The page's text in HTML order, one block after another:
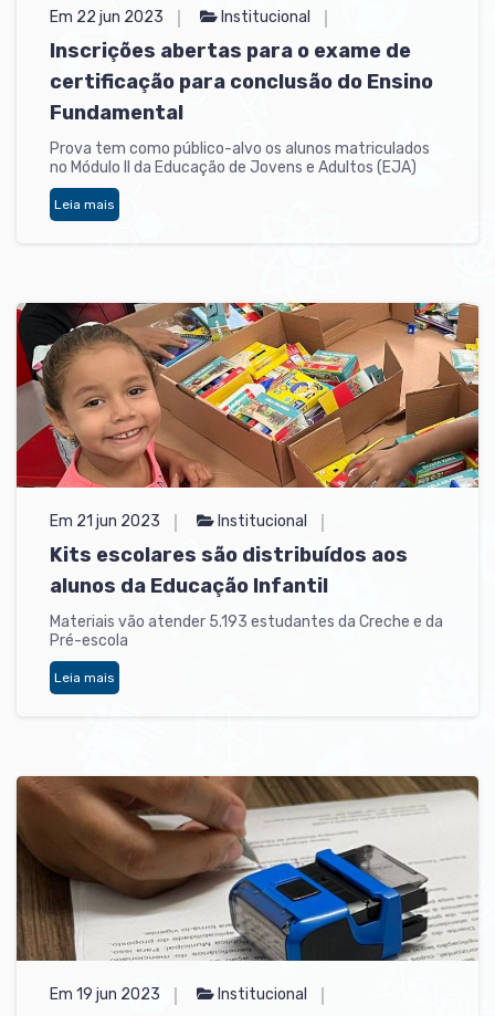
Em 22 jun 2023 Institucional
Inscrições abertas para o exame de
certificação para conclusão do Ensino
Fundamental
Prova tem como público-alvo os alunos matriculados
no Módulo II da Educação de Jovens e Adultos (EJA)
Leia mais
Em 21 jun 2023 Institucional
Kits escolares são distribuídos aos
alunos da Educação Infantil
Materiais vão atender 5.193 estudantes da Creche e da
Pré-escola
Leia mais
Em 19 jun 2023 Institucional